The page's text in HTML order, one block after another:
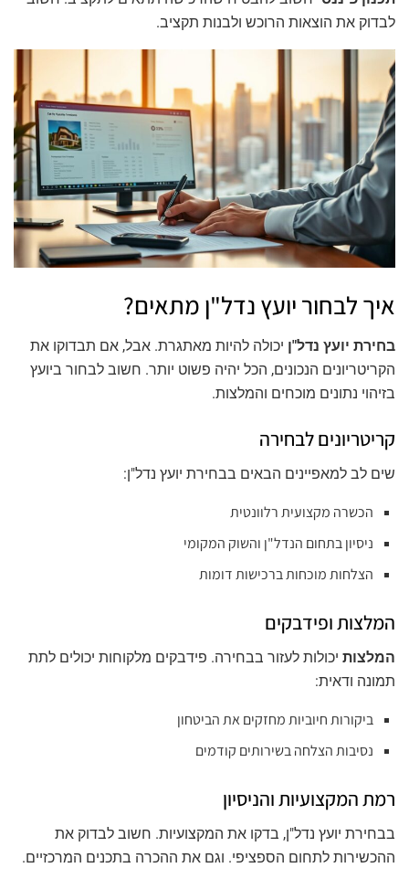
לבדוק את הוצאות הרוכש ולבנות תקציב.
איך לבחור יועץ נדל"ן מתאים?
בחירת יועץ נדל"ן יכולה להיות מאתגרת. אבל, אם תבדוקו את
הקריטריונים הנכונים, הכל יהיה פשוט יותר. חשוב לבחור ביועץ
בזיהוי נתונים מוכחים והמלצות.
קריטריונים לבחירה
שים לב למאפיינים הבאים בבחירת יועץ נדל"ן:
הכשרה מקצועית רלוונטית
ניסיון בתחום הנדל"ן והשוק המקומי
הצלחות מוכחות ברכישות דומות
המלצות ופידבקים
המלצות יכולות לעזור בבחירה. פידבקים מלקוחות יכולים לתת
תמונה ודאית:
ביקורות חיוביות מחזקים את הביטחון
נסיבות הצלחה בשירותים קודמים
רמת המקצועיות והניסיון
בבחירת יועץ נדל"ן, בדקו את המקצועיות. חשוב לבדוק את
ההכשירות לתחום הספציפי. וגם את ההכרה בתכנים המרכזיים.